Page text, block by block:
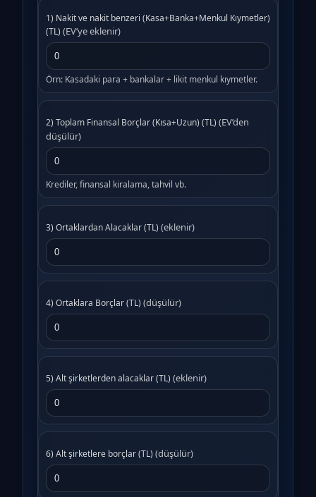
1) Nakit ve nakit benzeri (Kasa+Banka+Menkul Kıymetler)
(TL) (EV’ye eklenir)
Örn: Kasadaki para + bankalar + likit menkul kıymetler.
2) Toplam Finansal Borçlar (Kısa+Uzun) (TL) (EV’den
düşülür)
Krediler, finansal kiralama, tahvil vb.
3) Ortaklardan Alacaklar (TL) (eklenir)
4) Ortaklara Borçlar (TL) (düşülür)
5) Alt şirketlerden alacaklar (TL) (eklenir)
6) Alt şirketlere borçlar (TL) (düşülür)